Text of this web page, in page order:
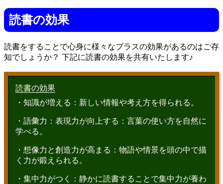
読書の効果
読書をすることで心身に様々なプラスの効果があるのはご存
知でしょうか？ 下記に読書の効果を共有いたします♪
読書の効果
・知識が増える：新しい情報や考え方を得られる。
・語彙力：表現力が向上する：言葉の使い方を自然に
学べる。
・想像力と創造力が高まる：物語や情景を頭の中で描
く力が鍛えられる。
・集中力がつく：静かに読書することで集中力が養わ